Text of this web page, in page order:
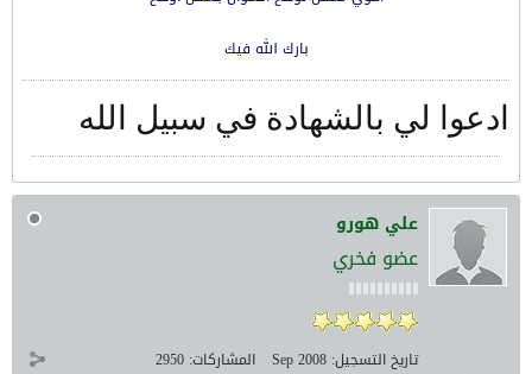
بارك الله فيك
ادعوا لي بالشهادة في سبيل الله
علي هورو
عضو فخري
تاريخ التسجيل: Sep 2008 المشاركات: 2950